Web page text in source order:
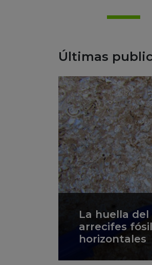
Últimas
La huella
arrecifes
horizontales